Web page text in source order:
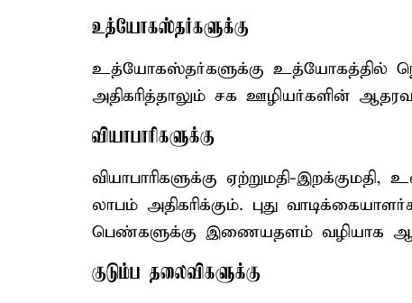
உத்யோகஸ்தர்களுக்கு
உத்யோகஸ்தர்களுக்கு உத்யோகத்தில்
அதிகரித்தாலும் சக ஊழியர்களின்
வியாபாரிகளுக்கு
வியாபாரிகளுக்கு ஏற்றுமதி-
லாபம் அதிகரிக்கும். புது
பெண்களுக்கு இணையதளம் வழியாக
குடும்ப தலைவிகளுக்கு